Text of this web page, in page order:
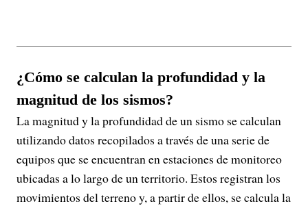
¿Cómo se calculan la profundidad y la
magnitud de los sismos?
La magnitud y la profundidad de un sismo se calculan
utilizando datos recopilados a través de una serie de
equipos que se encuentran en estaciones de monitoreo
ubicadas a lo largo de un territorio. Estos registran los
movimientos del terreno y, a partir de ellos, se calcula la